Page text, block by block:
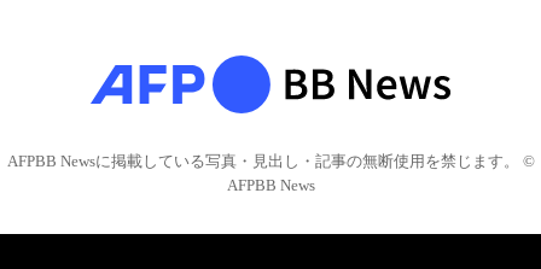
AFPBB Newsに掲載している写真・見出し・記事の無断使用を禁じます。 ©
AFPBB News